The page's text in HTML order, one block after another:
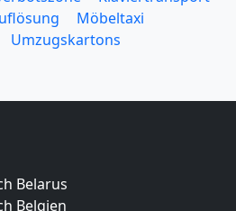
Möbeltaxi
Umzugskartons
Belarus
Belgien